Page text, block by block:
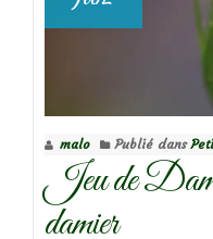
malo Publié dans
Jeu de
damier